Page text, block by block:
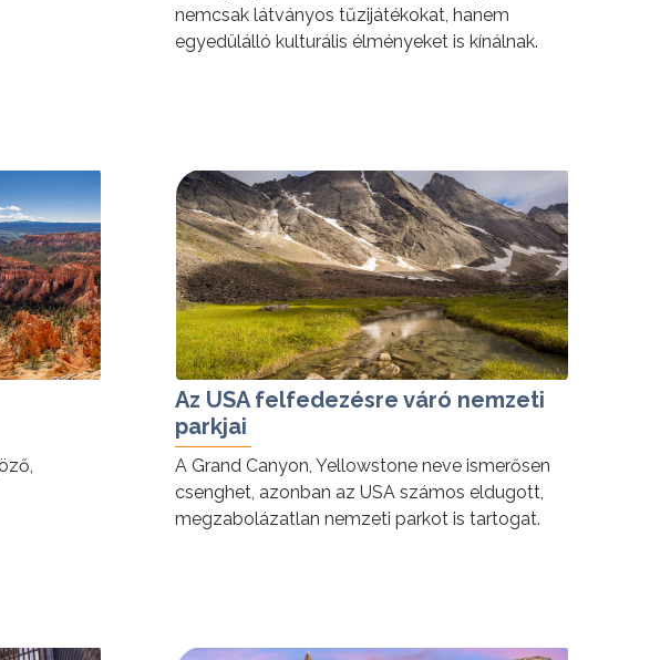
nemcsak látványos tűzijátékokat, hanem
egyedülálló kulturális élményeket is kínálnak.
Az USA felfedezésre váró nemzeti
parkjai
A Grand Canyon, Yellowstone neve ismerősen
csenghet, azonban az USA számos eldugott,
megzabolázatlan nemzeti parkot is tartogat.